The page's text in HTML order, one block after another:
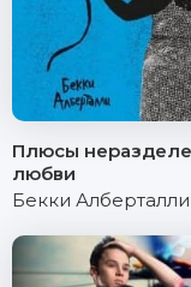
Плюсы
любви
Бекки Алберталли